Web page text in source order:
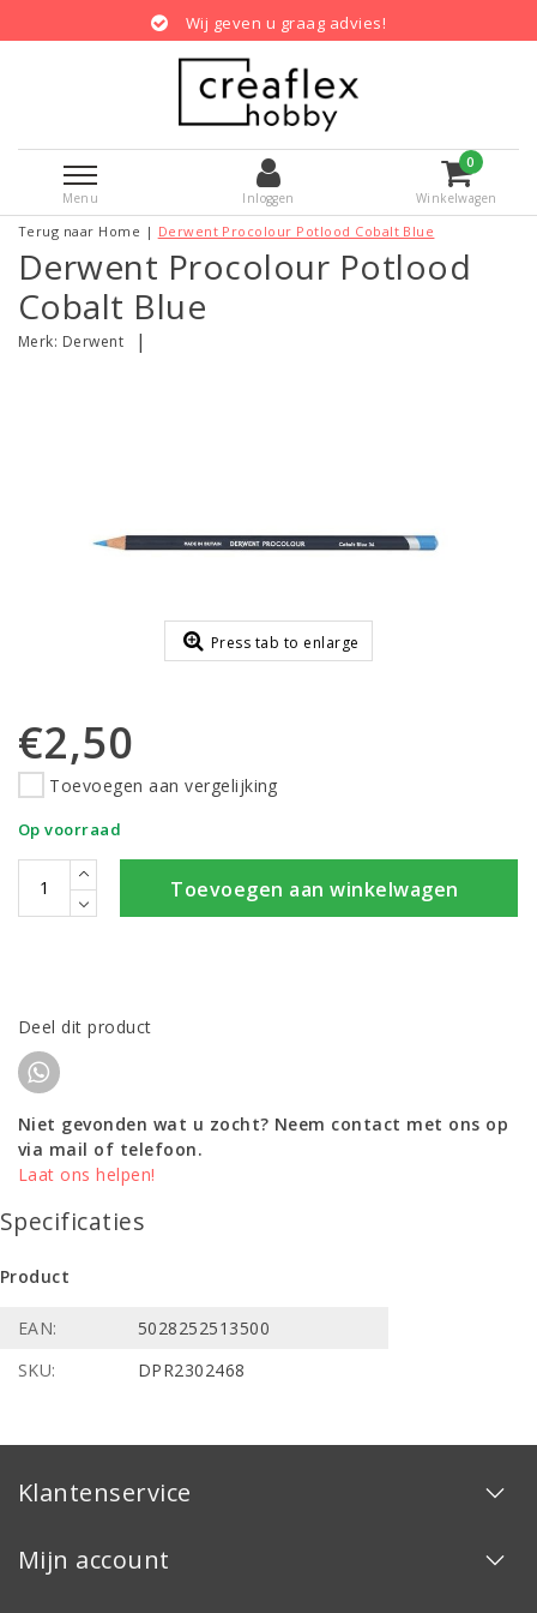
Wij geven u graag advies!
Menu Inloggen
0
Winkelwagen
Terug naar Home | Derwent Procolour Potlood Cobalt Blue
Derwent Procolour Potlood
Cobalt Blue
Merk: Derwent |
Press tab to enlarge
€2,50
Toevoegen aan vergelijking
Op voorraad
Toevoegen aan winkelwagen
Deel dit product
Niet gevonden wat u zocht? Neem contact met ons op
via mail of telefoon.
Laat ons helpen!
Specificaties
Product
EAN:
5028252513500
SKU:
DPR2302468
Klantenservice
Mijn account